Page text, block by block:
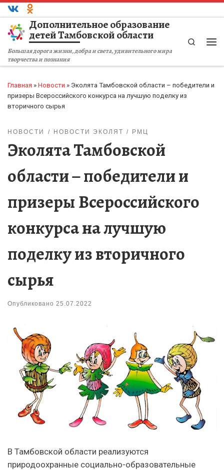
Перейти к содержимому
Дополнительное образование
детей Тамбовской области
Большая дорога жизни, добра и света, удивительного мира
творчества и познания
Search
Главная » Новости » Эколята Тамбовской области – победители и
призеры Всероссийского конкурса на лучшую поделку из
вторичного сырья
НОВОСТИ НОВОСТИ ЭКОЛЯТ РМЦ
Эколята Тамбовской
области – победители и
призеры Всероссийского
конкурса на лучшую
поделку из вторичного
сырья
Опубликовано 25.07.2022
В Тамбовской области реализуются
природоохранные социально-образовательные